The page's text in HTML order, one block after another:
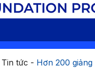
Tin tức - Hơn 200